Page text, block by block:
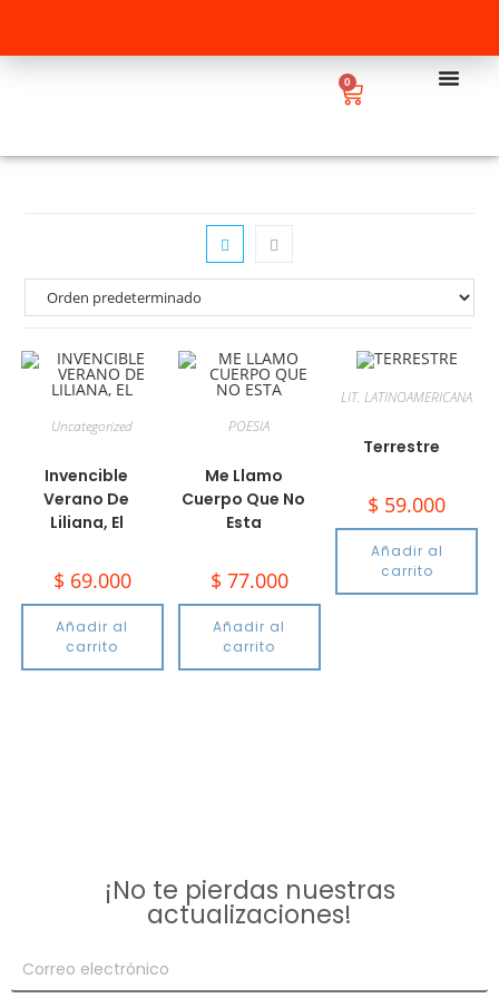
0
Uncategorized
Invencible
Verano De
Liliana, El
$ 69.000
Añadir al
carrito
POESIA
Me Llamo
Cuerpo Que No
Esta
$ 77.000
Añadir al
carrito
LIT. LATINOAMERICANA
Terrestre
$ 59.000
Añadir al
carrito
¡No te pierdas nuestras
actualizaciones!